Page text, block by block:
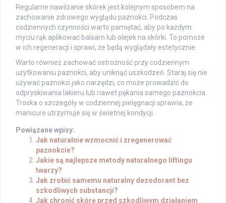
Regularne nawilżanie skórek jest kolejnym sposobem na
zachowanie zdrowego wyglądu paznokci. Podczas
codziennych czynności warto pamiętać, aby po każdym
myciu rąk aplikować balsam lub olejek na skórki. To pomoże
w ich regeneracji i sprawi, że będą wyglądały estetycznie.
Warto również zachować ostrożność przy codziennym
użytkowaniu paznokci, aby uniknąć uszkodzeń. Staraj się nie
używać paznokci jako narzędzi, co może prowadzić do
odpryskiwania lakieru lub nawet pękania samego paznokcia.
Troska o szczegóły w codziennej pielęgnacji sprawia, że
manicure utrzymuje się w świetnej kondycji.
Powiązane wpisy:
Jak naturalnie wzmocnić i zregenerować
paznokcie?
Jakie są najlepsze metody naturalnego liftingu
twarzy?
Jak zrobić samemu naturalny dezodorant bez
szkodliwych substancji?
Jak chronić skórę przed szkodliwym działaniem